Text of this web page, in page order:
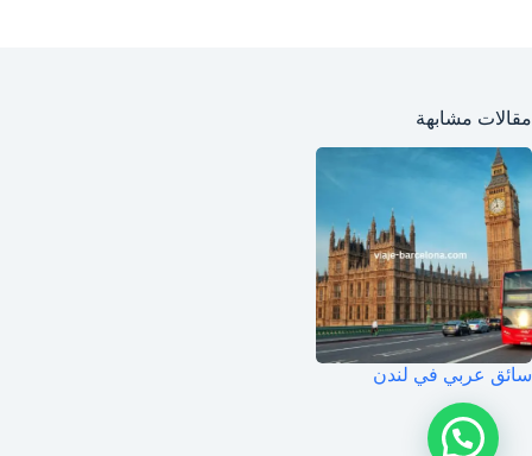
مقالات مشابهة
سائق عربي في لندن